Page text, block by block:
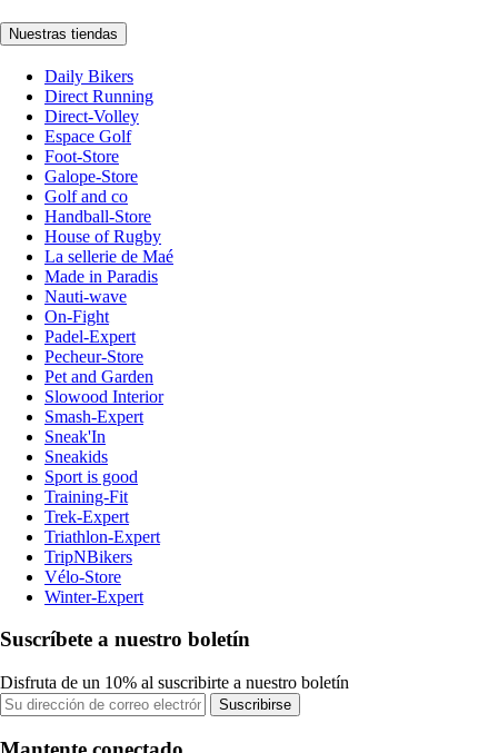
Nuestras tiendas
Daily Bikers
Direct Running
Direct-Volley
Espace Golf
Foot-Store
Galope-Store
Golf and co
Handball-Store
House of Rugby
La sellerie de Maé
Made in Paradis
Nauti-wave
On-Fight
Padel-Expert
Pecheur-Store
Pet and Garden
Slowood Interior
Smash-Expert
Sneak'In
Sneakids
Sport is good
Training-Fit
Trek-Expert
Triathlon-Expert
TripNBikers
Vélo-Store
Winter-Expert
Suscríbete a nuestro boletín
Disfruta de un 10% al suscribirte a nuestro boletín
Suscribirse